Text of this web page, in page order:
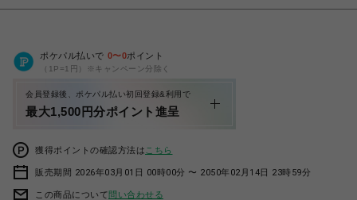
ポケパル払いで 0〜0ポイント
（1P=1円）※キャンペーン分除く
会員登録後、ポケパル払い初回登録&利用で
最大1,500円分ポイント進呈
獲得ポイントの確認方法は こちら
販売期間 2026年03月01日 00時00分 〜 2050年02月14日 23時59分
この商品について問い合わせる